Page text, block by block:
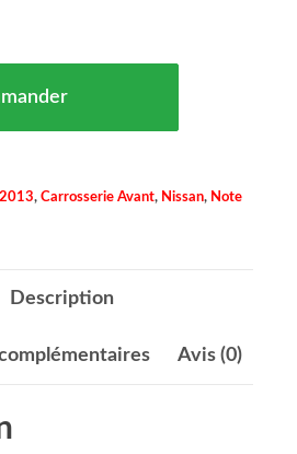
, Carrosserie Avant, Nissan, Note
Description
Avis (0)